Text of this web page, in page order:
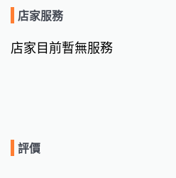
店家服務
店家目前暫無服務
評價